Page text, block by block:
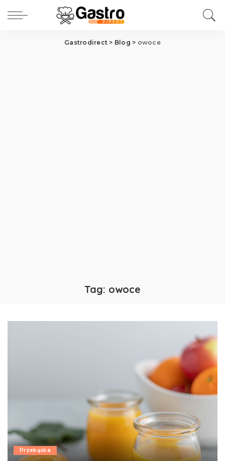
Gastrodirect > Blog > owoce
Tag: owoce
Przekąska